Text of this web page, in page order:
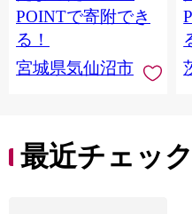
当 支援 サーモン 銀鮭
切り身 魚 わけあり
POINTで寄附でき
る！
宮城県気仙沼市
最近チェッ